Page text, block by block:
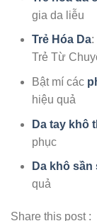
gia da liễu
Trẻ Hóa Da:
Trẻ Từ
Bật mí các
hiệu quả
Da tay khô
phục
Da khô sần
quả
Share this post :